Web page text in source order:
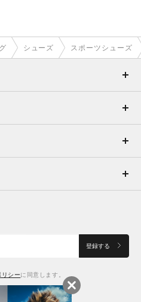
シューズ スポーツシューズ
登録する
シーに同意します。